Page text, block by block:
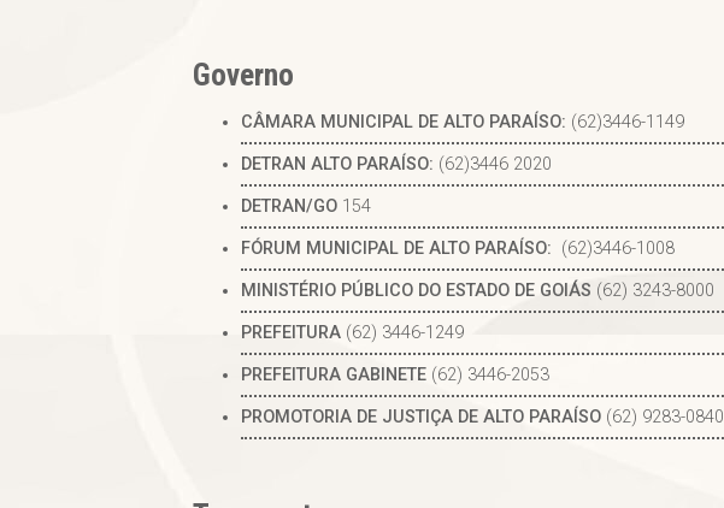
Governo
CÂMARA MUNICIPAL DE ALTO PARAÍSO: (62)3446-1149
DETRAN ALTO PARAÍSO: (62)3446 2020
DETRAN/GO 154
FÓRUM MUNICIPAL DE ALTO PARAÍSO: (62)3446-1008
MINISTÉRIO PÚBLICO DO ESTADO DE GOIÁS (62) 3243-8000
PREFEITURA (62) 3446-1249
PREFEITURA GABINETE (62) 3446-2053
PROMOTORIA DE JUSTIÇA DE ALTO PARAÍSO (62) 9283-0840